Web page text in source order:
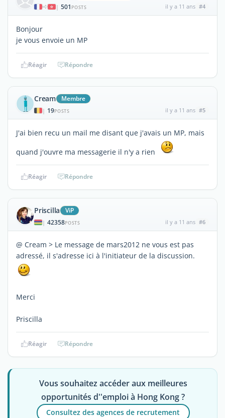
| 501 POSTS il y a 11 ans #4
Bonjour
je vous envoie un MP
Réagir Répondre
Cream Membre
| 19POSTS il y a 11 ans #5
J'ai bien recu un mail me disant que j'avais un MP, mais
quand j'ouvre ma messagerie il n'y a rien
Réagir Répondre
Priscilla ViP
| 42358POSTS il y a 11 ans #6
@ Cream > Le message de mars2012 ne vous est pas
adressé, il s'adresse ici à l'initiateur de la discussion.
Merci
Priscilla
Réagir Répondre
Vous souhaitez accéder aux meilleures
opportunités d''emploi à Hong Kong ?
Consultez des agences de recrutement